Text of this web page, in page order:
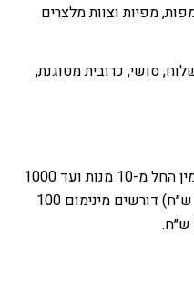
מפיות וצוות מלצרים
סושי, כרובית מטוגנת,
החל מ-10 מנות ועד 1000
מנות. תפריטי הפרימיום (170 ו-300 ש״ח) דורשים מינימום 100